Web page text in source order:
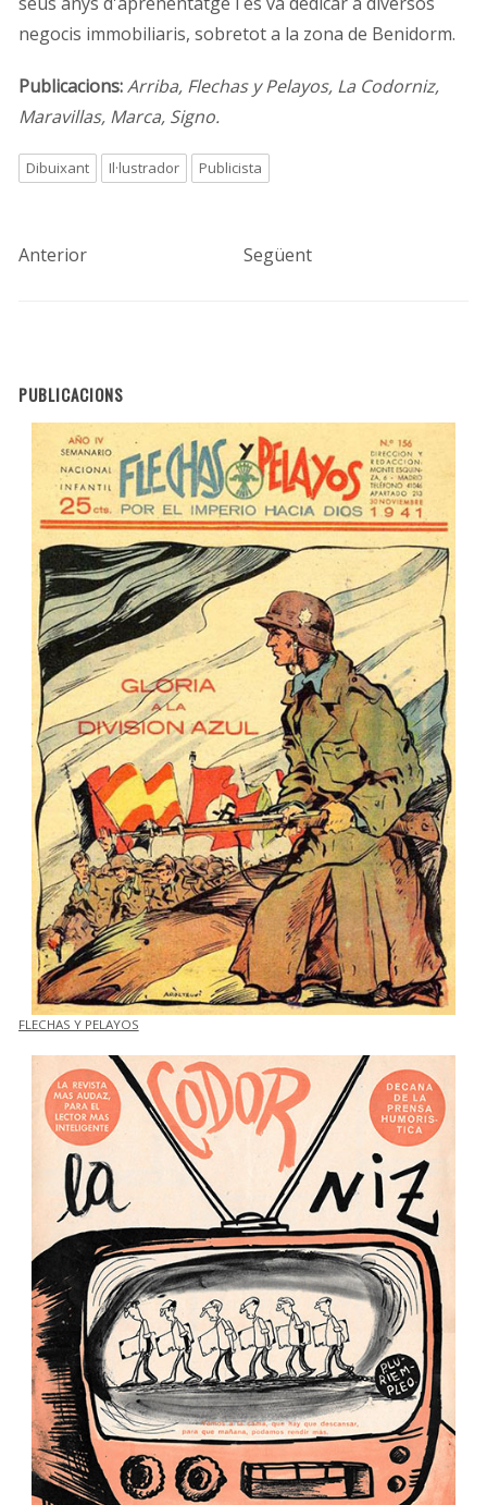
negocis immobiliaris, sobretot a la zona de Benidorm.
Publicacions:Arriba, Flechas y Pelayos, La Codorniz,
Maravillas, Marca, Signo.
Dibuixant Il·lustrador Publicista
Anterior Següent
PUBLICACIONS
FLECHAS Y PELAYOS